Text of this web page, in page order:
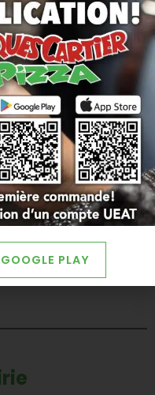
Rome
QC J4W 3J1
LIGNE
GOOGLE PLAY